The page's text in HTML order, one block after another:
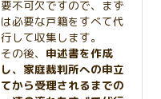
要不可欠ですので、まず
は必要な戸籍をすべて代
行して収集します。
その後、 申述書を作成
し、家庭裁判所への申立
てから受理されるまでの